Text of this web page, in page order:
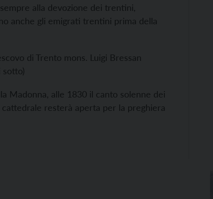
alla devozione dei trentini,
anche gli emigrati trentini prima della
di Trento mons. Luigi Bressan
sotto)
Madonna, alle 1830 il canto solenne dei
resterà aperta per la preghiera